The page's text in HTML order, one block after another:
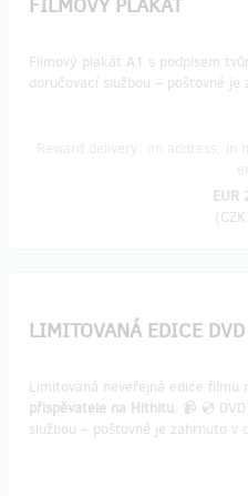
FILMOVÝ PLAKÁT
Filmový plakát A1 s podpisem
doručovací službou – poštovné je
EUR
(
LIMITOVANÁ EDICE DVD
Limitovaná neveřejná edice filmu
přispěvatele na Hithitu. 📹 💿
službou – poštovné je zahrnuto v